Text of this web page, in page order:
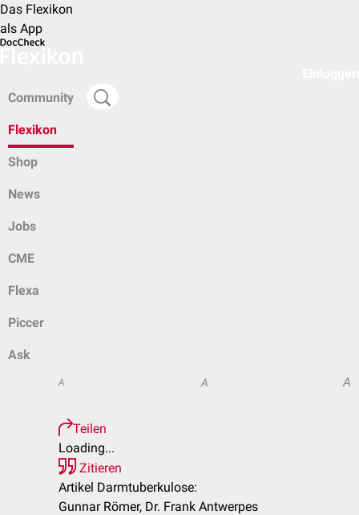
Das Flexikon
als App
Community
Flexikon
Shop
News
Jobs
CME
Flexa
Piccer
Ask
A A A
Teilen
Loading...
Zitieren
Artikel Darmtuberkulose:
Gunnar Römer, Dr. Frank Antwerpes